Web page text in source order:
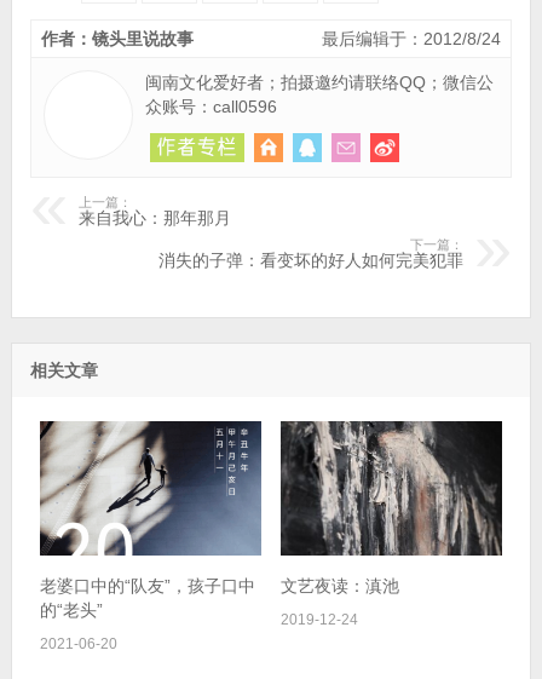
最后编辑于：2012/8/24
作者：镜头里说故事
闽南文化爱好者；拍摄邀约请联络QQ；微信公
众账号：call0596
上一篇：
来自我心：那年那月
下一篇：
消失的子弹：看变坏的好人如何完美犯罪
相关文章
老婆口中的“队友”，孩子口中
的“老头”
2021-06-20
文艺夜读：滇池
2019-12-24